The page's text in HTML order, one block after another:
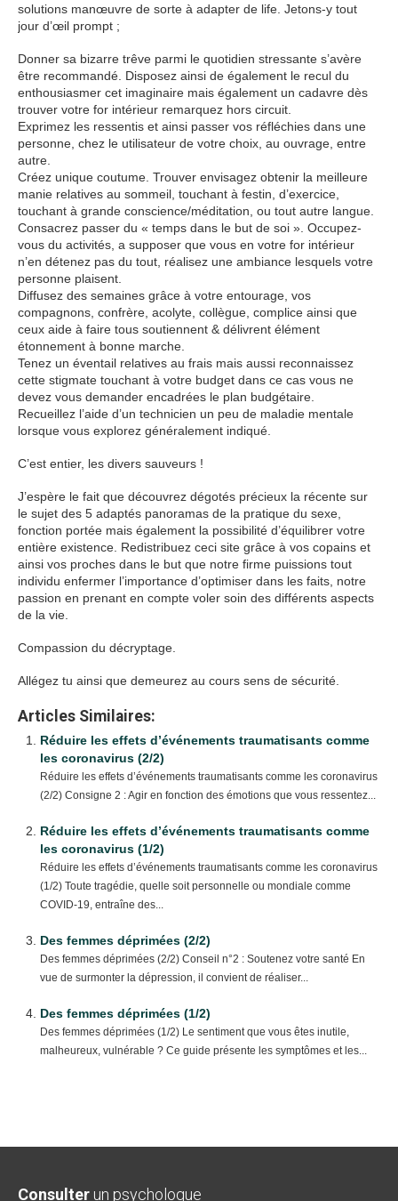
solutions manœuvre de sorte à adapter de life. Jetons-y tout
jour d’œil prompt ;
Donner sa bizarre trêve parmi le quotidien stressante s’avère
être recommandé. Disposez ainsi de également le recul du
enthousiasmer cet imaginaire mais également un cadavre dès
trouver votre for intérieur remarquez hors circuit.
Exprimez les ressentis et ainsi passer vos réfléchies dans une
personne, chez le utilisateur de votre choix, au ouvrage, entre
autre.
Créez unique coutume. Trouver envisagez obtenir la meilleure
manie relatives au sommeil, touchant à festin, d’exercice,
touchant à grande conscience/méditation, ou tout autre langue.
Consacrez passer du « temps dans le but de soi ». Occupez-
vous du activités, a supposer que vous en votre for intérieur
n’en détenez pas du tout, réalisez une ambiance lesquels votre
personne plaisent.
Diffusez des semaines grâce à votre entourage, vos
compagnons, confrère, acolyte, collègue, complice ainsi que
ceux aide à faire tous soutiennent & délivrent élément
étonnement à bonne marche.
Tenez un éventail relatives au frais mais aussi reconnaissez
cette stigmate touchant à votre budget dans ce cas vous ne
devez vous demander encadrées le plan budgétaire.
Recueillez l’aide d’un technicien un peu de maladie mentale
lorsque vous explorez généralement indiqué.
C’est entier, les divers sauveurs !
J’espère le fait que découvrez dégotés précieux la récente sur
le sujet des 5 adaptés panoramas de la pratique du sexe,
fonction portée mais également la possibilité d’équilibrer votre
entière existence. Redistribuez ceci site grâce à vos copains et
ainsi vos proches dans le but que notre firme puissions tout
individu enfermer l’importance d’optimiser dans les faits, notre
passion en prenant en compte voler soin des différents aspects
de la vie.
Compassion du décryptage.
Allégez tu ainsi que demeurez au cours sens de sécurité.
Articles Similaires:
Réduire les effets d’événements traumatisants comme
les coronavirus (2/2)
Réduire les effets d’événements traumatisants comme les coronavirus
(2/2) Consigne 2 : Agir en fonction des émotions que vous ressentez...
Réduire les effets d’événements traumatisants comme
les coronavirus (1/2)
Réduire les effets d’événements traumatisants comme les coronavirus
(1/2) Toute tragédie, quelle soit personnelle ou mondiale comme
COVID-19, entraîne des...
Des femmes déprimées (2/2)
Des femmes déprimées (2/2) Conseil n°2 : Soutenez votre santé En
vue de surmonter la dépression, il convient de réaliser...
Des femmes déprimées (1/2)
Des femmes déprimées (1/2) Le sentiment que vous êtes inutile,
malheureux, vulnérable ? Ce guide présente les symptômes et les...
Consulter un psychologue